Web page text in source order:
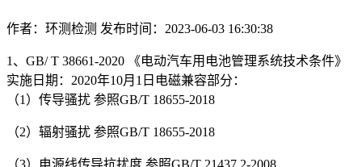
作者：环测检测 发布时间：2023-06-03 16:30:38
1、GB/ T 38661-2020 《电动汽车用电池管理系统技术条件》
实施日期：2020年10月1日电磁兼容部分：
（1）传导骚扰 参照GB/T 18655-2018
（2）辐射骚扰 参照GB/T 18655-2018